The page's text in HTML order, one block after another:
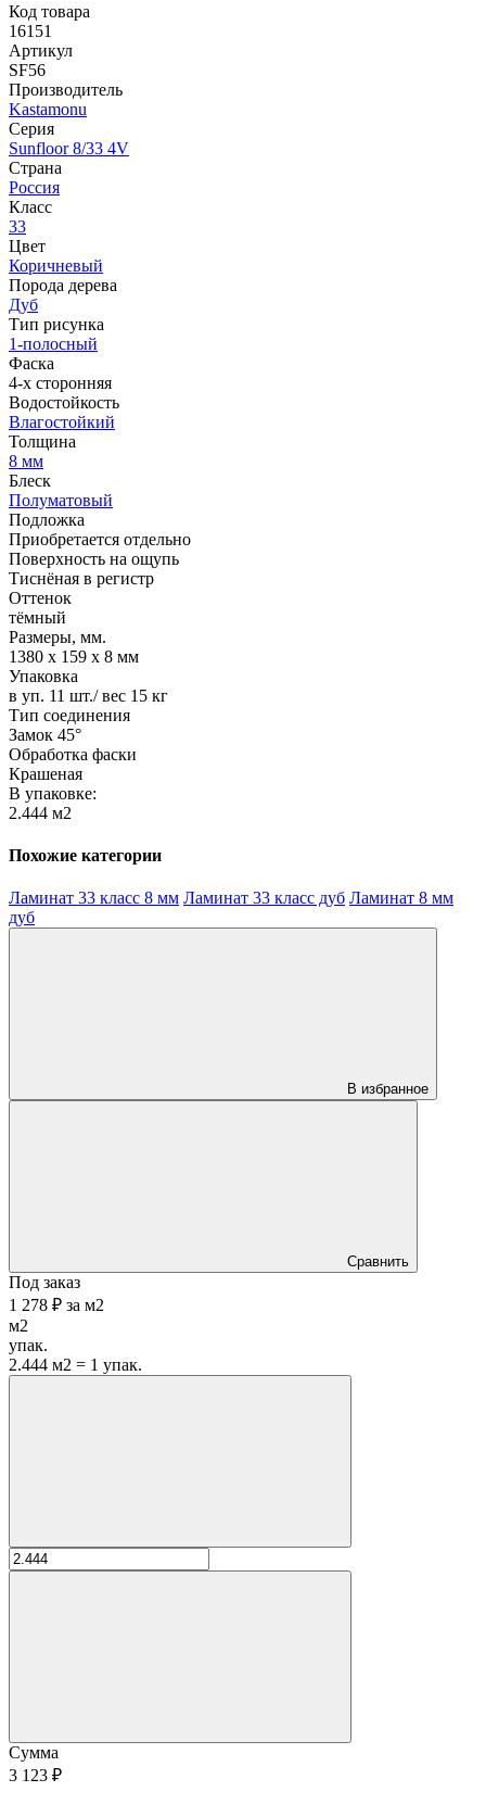
Код товара
16151
Артикул
SF56
Производитель
Kastamonu
Серия
Sunfloor 8/33 4V
Страна
Россия
Класс
33
Цвет
Коричневый
Порода дерева
Дуб
Тип рисунка
1-полосный
Фаска
4-х сторонняя
Водостойкость
Влагостойкий
Толщина
8 мм
Блеск
Полуматовый
Подложка
Приобретается отдельно
Поверхность на ощупь
Тиснёная в регистр
Оттенок
тёмный
Размеры, мм.
1380 х 159 х 8 мм
Упаковка
в уп. 11 шт./ вес 15 кг
Тип соединения
Замок 45°
Обработка фаски
Крашеная
В упаковке:
2.444 м2
Похожие категории
Ламинат 33 класс 8 мм Ламинат 33 класс дуб Ламинат 8 мм
дуб
В избранное
Сравнить
Под заказ
1 278 ₽ за м2
м2
упак.
2.444 м2 = 1 упак.
Сумма
3 123 ₽